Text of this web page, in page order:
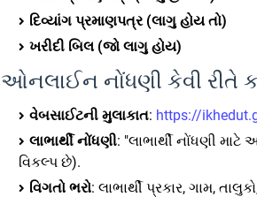
દિવ્યાંગ પ્રમાણપત્ર (લાગુ હોય તો)
ખરીદી બિલ (જો લાગુ હોય)
ઓનલાઈન નોંધણી કેવી રીતે
વેબસાઈટની મુલાકાત: https://
લાભાર્થી નોંધણી: "લાભાર્થી નોંધણી
વિકલ્પ છે).
વિગતો ભરો: લાભાર્થી પ્રકાર, ગામ,